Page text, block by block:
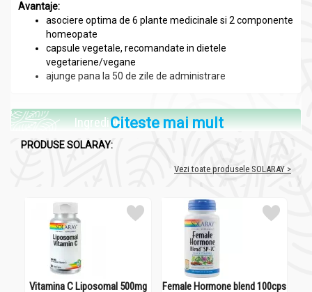
Avantaje:
asociere optima de 6 plante medicinale si 2 componente
homeopate
capsule vegetale, recomandate in dietele
vegetariene/vegane
ajunge pana la 50 de zile de administrare
Ingrediente:
Liver blend 100cps - SOLARAY
Amestec patentat
475 mg
Papadie
(Taraxacum officinale)(radacina)
Armurariu
Citeste mai mult
PRODUSE SOLARAY:
Vezi toate produsele SOLARAY >
Vitamina C Liposomal 500mg
Female Hormone blend 100cps